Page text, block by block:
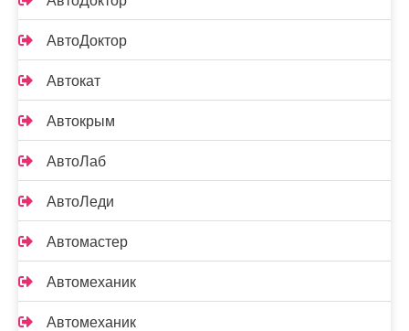
АвтоДоктор
Автокат
Автокрым
АвтоЛаб
АвтоЛеди
Автомастер
Автомеханик
Автомеханик